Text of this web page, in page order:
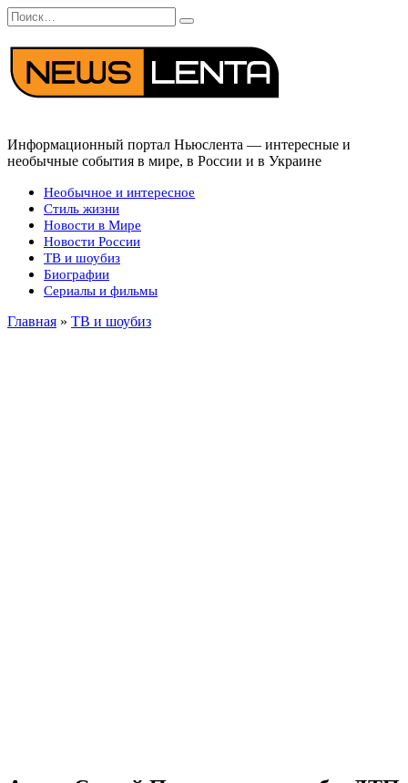
Перейти
к
содержанию
Search
for:
Информационный портал Ньюслента — интересные и
необычные события в мире, в России и в Украине
Необычное и интересное
Стиль жизни
Новости в Мире
Новости России
ТВ и шоубиз
Биографии
Сериалы и фильмы
Главная » ТВ и шоубиз